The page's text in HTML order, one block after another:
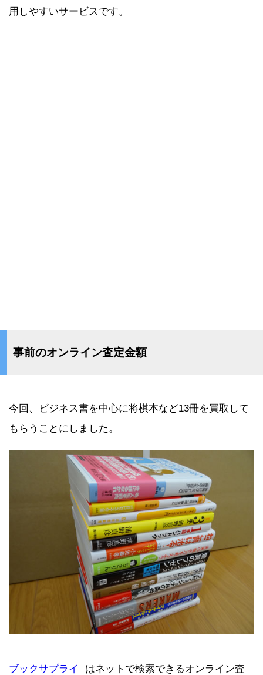
用しやすいサービスです。
事前のオンライン査定金額
今回、ビジネス書を中心に将棋本など13冊を買取して
もらうことにしました。
ブックサプライ
はネットで検索できるオンライン査